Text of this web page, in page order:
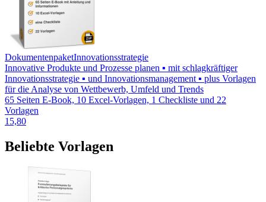
DokumentenpaketInnovationsstrategie
Innovative Produkte und Prozesse planen ▪ mit schlagkräftiger
Innovationsstrategie ▪ und Innovationsmanagement ▪ plus Vorlagen
für die Analyse von Wettbewerb, Umfeld und Trends
65 Seiten E-Book, 10 Excel-Vorlagen, 1 Checkliste und 22
Vorlagen
15,80
Beliebte Vorlagen